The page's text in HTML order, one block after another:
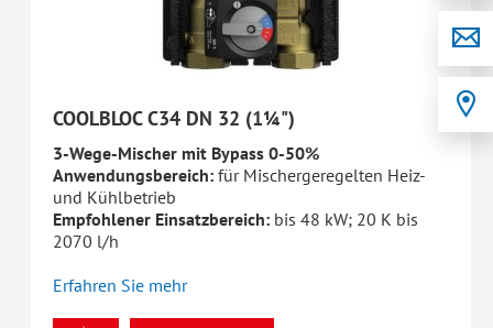
COOLBLOC C34 DN 32 (1¼")
3-Wege-Mischer mit Bypass 0-50%
Anwendungsbereich: für Mischergeregelten Heiz-
und Kühlbetrieb
Empfohlener Einsatzbereich: bis 48 kW; 20 K bis
2070 l/h
Erfahren Sie mehr